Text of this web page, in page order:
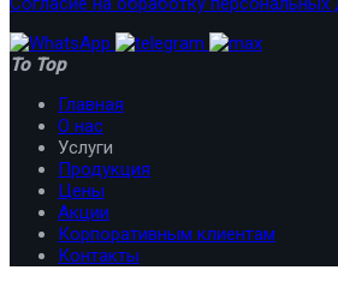
To Top
Главная
О нас
Услуги
Продукция
Цены
Акции
Корпоративным клиентам
Контакты